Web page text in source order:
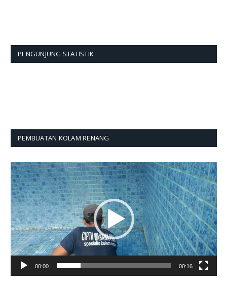
PENGUNJUNG STATISTIK
PEMBUATAN KOLAM RENANG
Pemutar
Video
00:00 00:16